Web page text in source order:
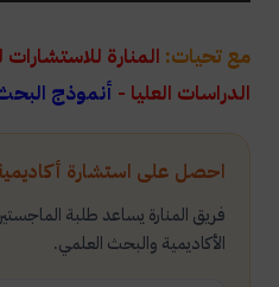
احصل على استشارة
فريق المنارة يساعد طلبة
الأكاديمية والبحث العلمي.
مع تحيات: المنارة
الدراسات العليا - أنموذج